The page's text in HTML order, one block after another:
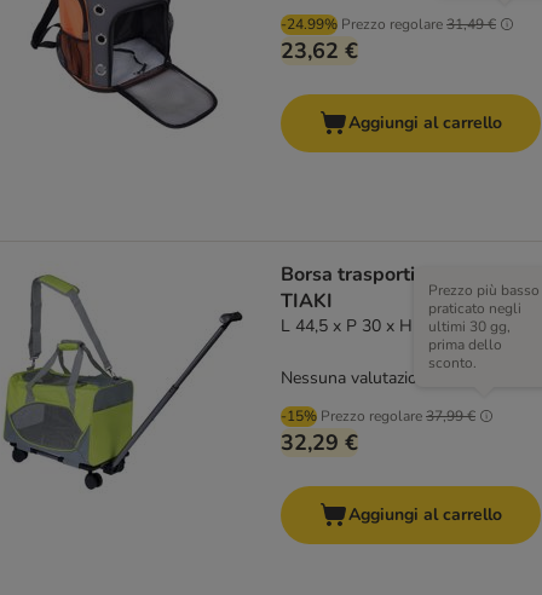
-24.99% Prezzo regolare31,49 €
23,62 €
Aggiungi al carrello
Borsa trasportino con ruote
TIAKI
L 44,5 x P 30 x H 30 cm
-15% Prezzo regolare37,99 €
Prezzo più basso
praticato negli
ultimi 30 gg,
prima dello
sconto.
32,29 €
Nessuna valutazione
Aggiungi al carrello